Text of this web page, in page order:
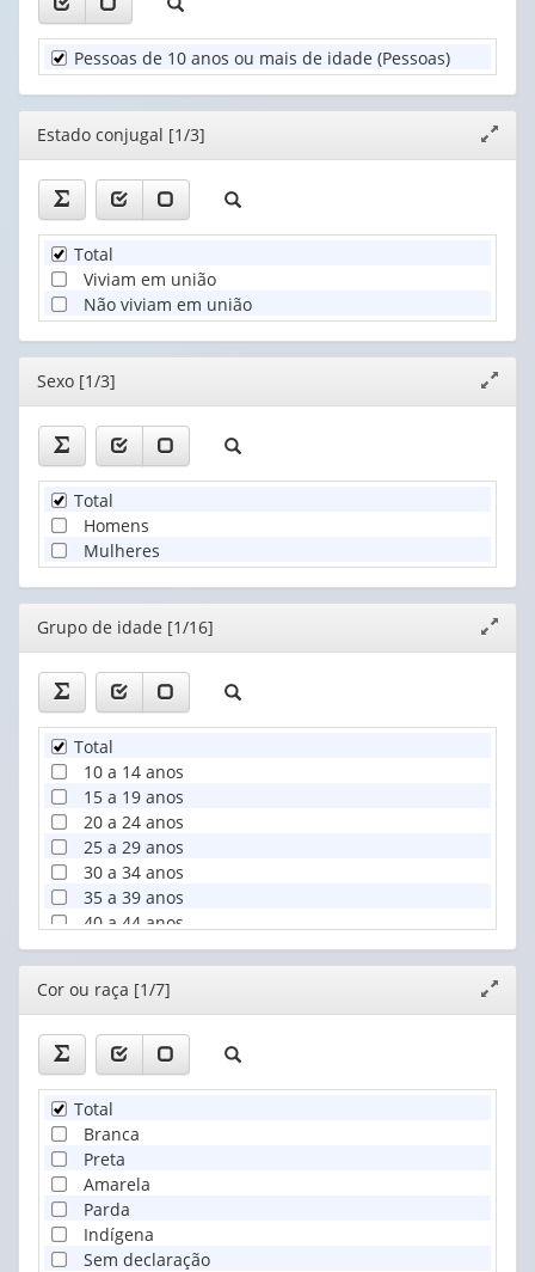
Unidade
Territorial
(1)
de
idade
(1)
Cor
ou
raça
(1)
Pessoas de 10 anos ou mais de idade (Pessoas)
Editor
janela
Estado conjugal [1/3]
Total
Viviam em união
Não viviam em união
Editor
janela
Sexo [1/3]
Total
Homens
Mulheres
Editor
janela
Grupo de idade [1/16]
Total
10 a 14 anos
15 a 19 anos
20 a 24 anos
25 a 29 anos
30 a 34 anos
35 a 39 anos
40 a 44 anos
45 a 49 anos
50 a 54 anos
55 a 59 anos
60 a 64 anos
65 a 69 anos
70 a 74 anos
75 a 79 anos
80 anos ou mais
Editor
janela
Cor ou raça [1/7]
Total
Branca
Preta
Amarela
Parda
Indígena
Sem declaração